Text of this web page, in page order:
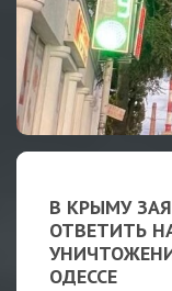
В КРЫМУ
ОТВЕТИТЬ
ОДЕССЕ